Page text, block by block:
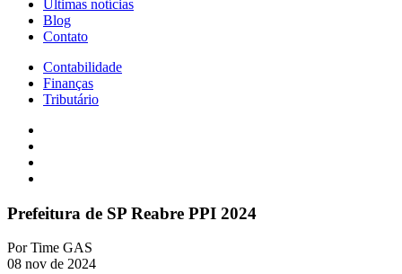
Últimas notícias
Blog
Contato
Contabilidade
Finanças
Tributário
Prefeitura de SP Reabre PPI 2024
PorTime GAS
08 nov de 2024